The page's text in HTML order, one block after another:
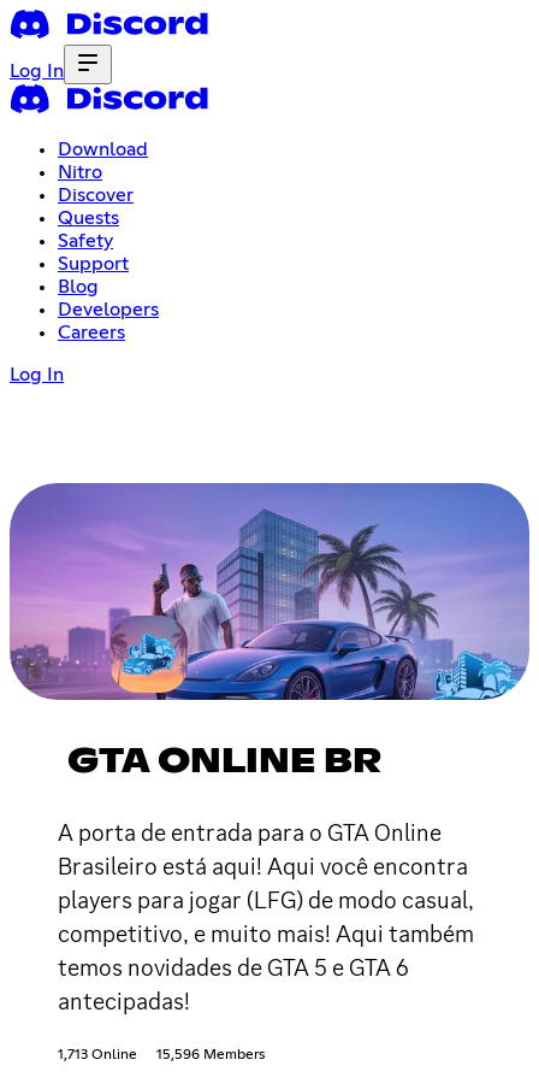
Log In
Download
Nitro
Discover
Quests
Safety
Support
Blog
Developers
Careers
Log In
GTA ONLINE BR
A porta de entrada para o GTA Online
Brasileiro está aqui! Aqui você encontra
players para jogar (LFG) de modo casual,
competitivo, e muito mais! Aqui também
temos novidades de GTA 5 e GTA 6
antecipadas!
1,713 Online 15,596 Members